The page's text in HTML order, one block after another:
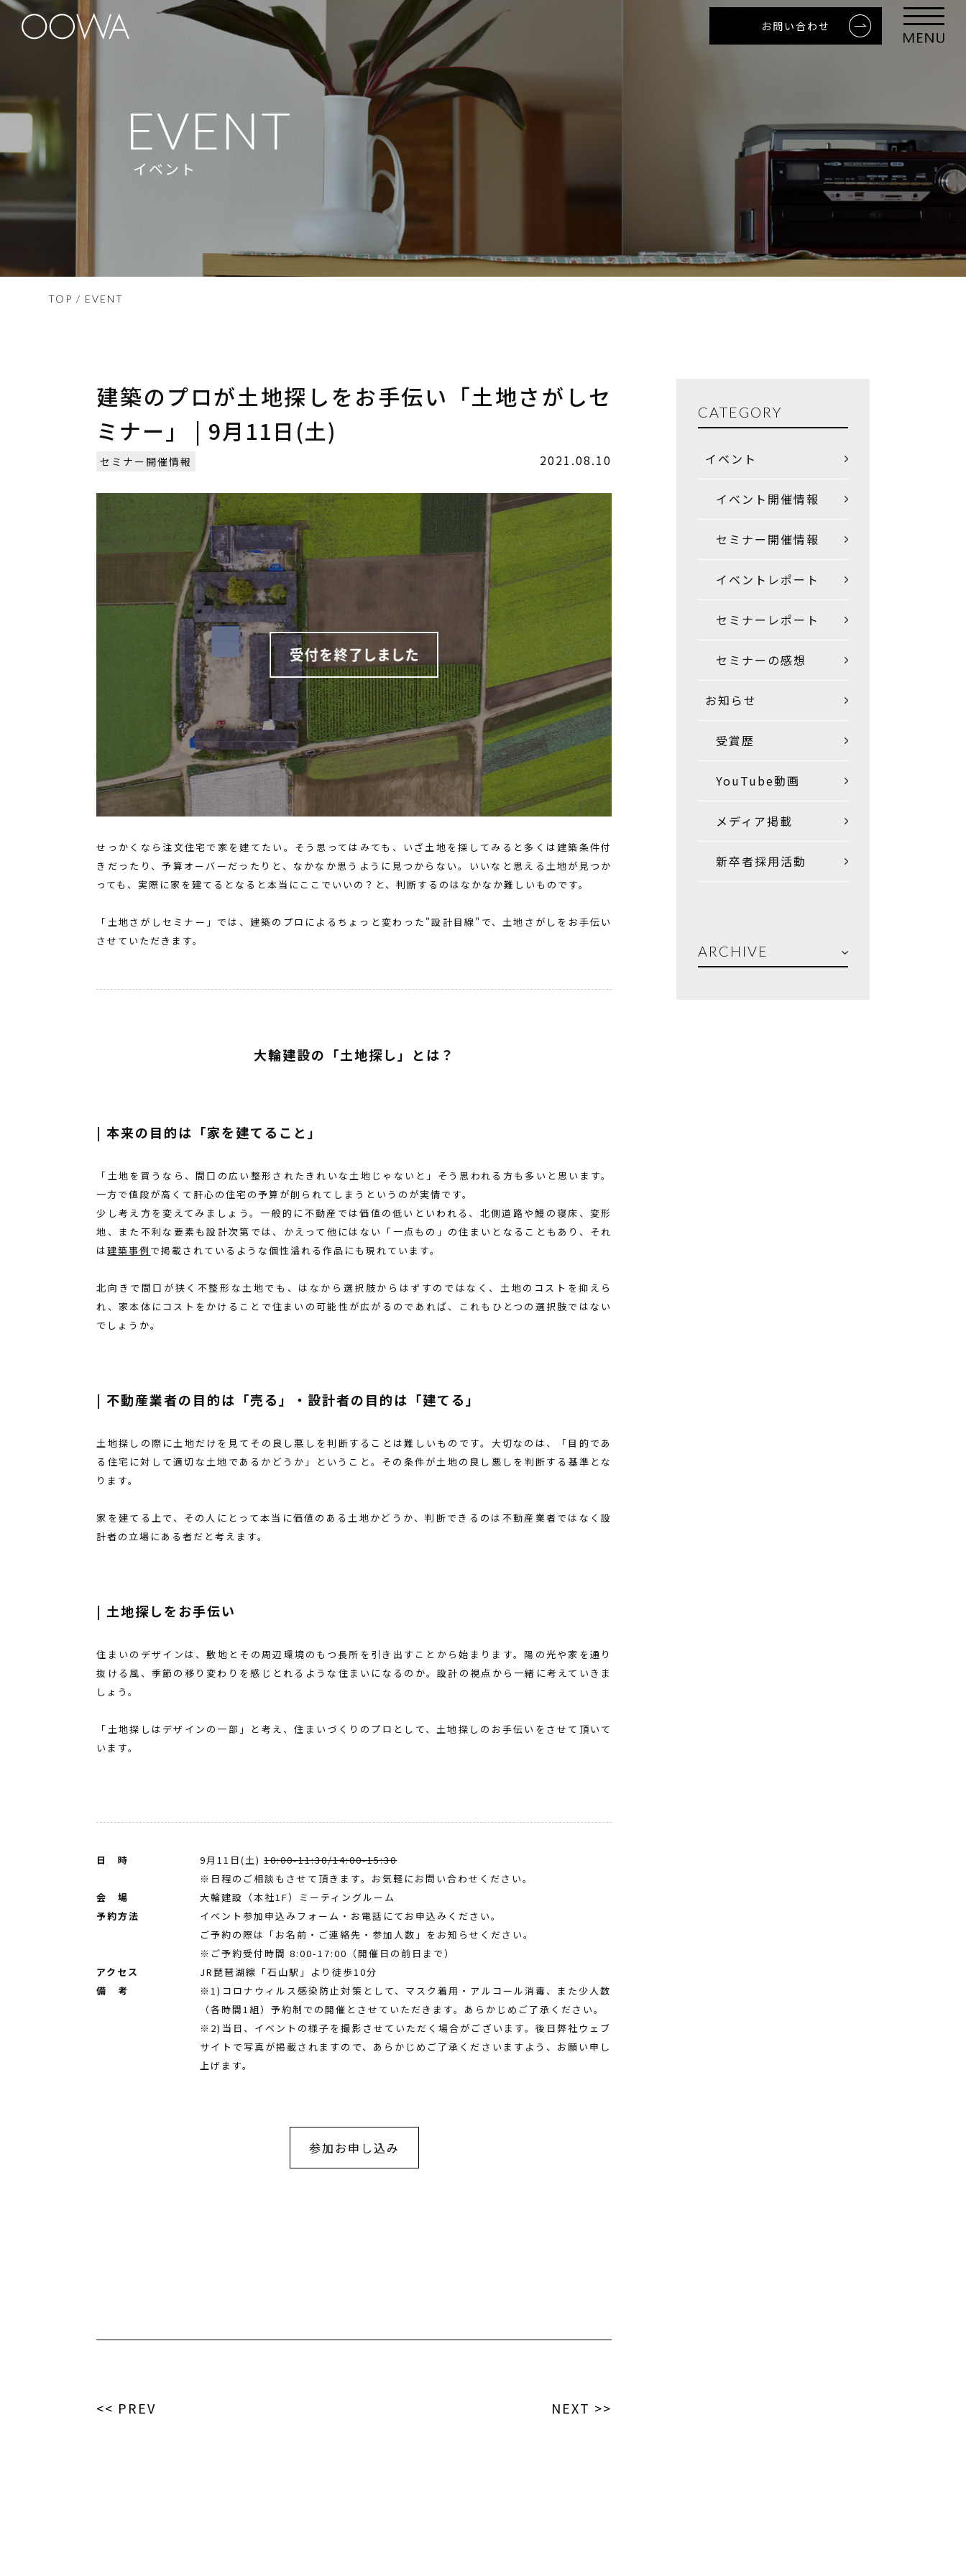
お問い合わせ
EVENT
イベント
TOP / EVENT
建築のプロが土地探しをお手伝い「土地さがしセ
ミナー」 | 9月11日(土)
セミナー開催情報 2021.08.10
せっかくなら注文住宅で家を建てたい。そう思ってはみても、いざ土地を探してみると多くは建築条件付
きだったり、予算オーバーだったりと、なかなか思うように見つからない。いいなと思える土地が見つか
っても、実際に家を建てるとなると本当にここでいいの？と、判断するのはなかなか難しいものです。
「土地さがしセミナー」では、建築のプロによるちょっと変わった"設計目線"で、土地さがしをお手伝い
させていただきます。
大輪建設の「土地探し」とは？
| 本来の目的は「家を建てること」
「土地を買うなら、間口の広い整形されたきれいな土地じゃないと」そう思われる方も多いと思います。
一方で値段が高くて肝心の住宅の予算が削られてしまうというのが実情です。
少し考え方を変えてみましょう。一般的に不動産では価値の低いといわれる、北側道路や鰻の寝床、変形
地、また不利な要素も設計次第では、かえって他にはない「一点もの」の住まいとなることもあり、それ
は建築事例 で掲載されているような個性溢れる作品にも現れています。
北向きで間口が狭く不整形な土地でも、はなから選択肢からはずすのではなく、土地のコストを抑えら
れ、家本体にコストをかけることで住まいの可能性が広がるのであれば、これもひとつの選択肢ではない
でしょうか。
| 不動産業者の目的は「売る」・設計者の目的は「建てる」
土地探しの際に土地だけを見てその良し悪しを判断することは難しいものです。大切なのは、「目的であ
る住宅に対して適切な土地であるかどうか」ということ。その条件が土地の良し悪しを判断する基準とな
ります。
家を建てる上で、その人にとって本当に価値のある土地かどうか、判断できるのは不動産業者ではなく設
計者の立場にある者だと考えます。
| 土地探しをお手伝い
住まいのデザインは、敷地とその周辺環境のもつ長所を引き出すことから始まります。陽の光や家を通り
抜ける風、季節の移り変わりを感じとれるような住まいになるのか。設計の視点から一緒に考えていきま
しょう。
「土地探しはデザインの一部」と考え、住まいづくりのプロとして、土地探しのお手伝いをさせて頂いて
います。
日 時 9月11日(土)10:00-11:30/14:00-15:30
※日程のご相談もさせて頂きます。お気軽にお問い合わせください。
会 場
大輪建設（本社1F）ミーティングルーム
予約方法
イベント参加申込みフォーム・お電話にてお申込みください。
ご予約の際は「お名前・ご連絡先・参加人数」をお知らせください。
※ご予約受付時間 8:00-17:00（開催日の前日まで）
アクセス
JR琵琶湖線「石山駅」より徒歩10分
備 考
※1)コロナウィルス感染防止対策として、マスク着用・アルコール消毒、また少人数
（各時間1組）予約制での開催とさせていただきます。あらかじめご了承ください。
※2)当日、イベントの様子を撮影させていただく場合がございます。後日弊社ウェブ
サイトで写真が掲載されますので、あらかじめご了承くださいますよう、お願い申し
上げます。
参加お申し込み
<< PREV NEXT >>
CATEGORY
イベント
イベント開催情報
セミナー開催情報
イベントレポート
セミナーレポート
セミナーの感想
お知らせ
受賞歴
YouTube動画
メディア掲載
新卒者採用活動
ARCHIVE